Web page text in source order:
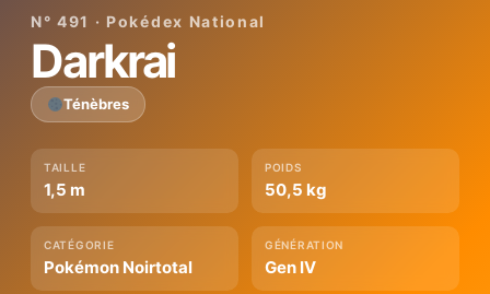
N° 491 · Pokédex National
Darkrai
Ténèbres
TAILLE
1,5 m
POIDS
50,5 kg
CATÉGORIE
Pokémon Noirtotal
GÉNÉRATION
Gen IV